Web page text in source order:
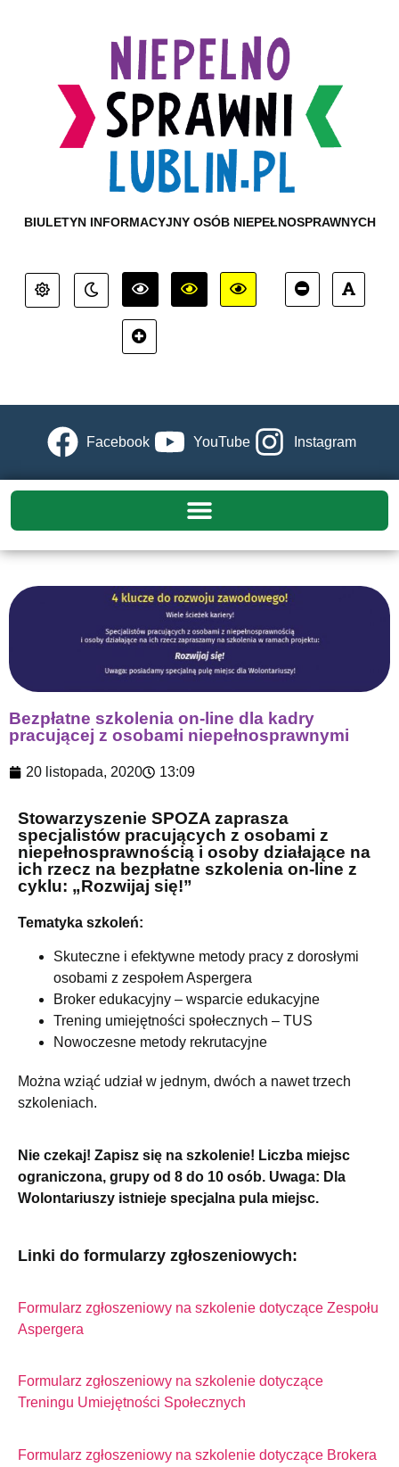
BIULETYN INFORMACYJNY OSÓB NIEPEŁNOSPRAWNYCH
Facebook YouTube Instagram
Bezpłatne szkolenia on-line dla kadry
pracującej z osobami niepełnosprawnymi
20 listopada, 2020 13:09
Stowarzyszenie SPOZA zaprasza
specjalistów pracujących z osobami z
niepełnosprawnością i osoby działające na
ich rzecz na bezpłatne szkolenia on-line z
cyklu: „Rozwijaj się!”
Tematyka szkoleń:
Skuteczne i efektywne metody pracy z dorosłymi
osobami z zespołem Aspergera
Broker edukacyjny – wsparcie edukacyjne
Trening umiejętności społecznych – TUS
Nowoczesne metody rekrutacyjne
Można wziąć udział w jednym, dwóch a nawet trzech
szkoleniach.
Nie czekaj! Zapisz się na szkolenie! Liczba miejsc
ograniczona, grupy od 8 do 10 osób. Uwaga: Dla
Wolontariuszy istnieje specjalna pula miejsc.
Linki do formularzy zgłoszeniowych:
Formularz zgłoszeniowy na szkolenie dotyczące Zespołu
Aspergera
Formularz zgłoszeniowy na szkolenie dotyczące
Treningu Umiejętności Społecznych
Formularz zgłoszeniowy na szkolenie dotyczące Brokera